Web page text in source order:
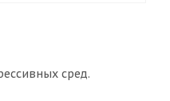
сред.